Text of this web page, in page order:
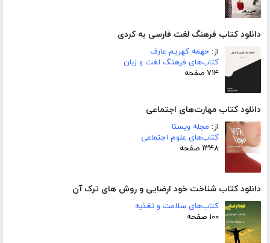
دانلود کتاب فرهنگ لغت فارسی به کردی
از: حهمه کهریم عارف
کتاب‌های فرهنگ لغت و زبان
۷۱۴ صفحه
دانلود کتاب مهارت‌های اجتماعی
از: مجله ویستا
کتاب‌های علوم اجتماعی
۱۳۴۸ صفحه
دانلود کتاب شناخت خود ارضایی و روش های ترک آن
کتاب‌های سلامت و تغذیه
۱۰۰ صفحه